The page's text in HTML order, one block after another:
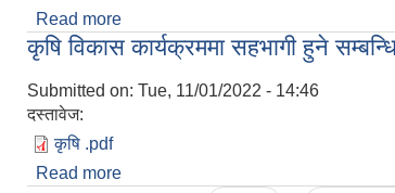
Read more
कृषि विकास कार्यक्रममा सहभागी हुने
Submitted on: Tue, 11/01/2022 - 14:46
दस्तावेज:
कृषि .pdf
Read more